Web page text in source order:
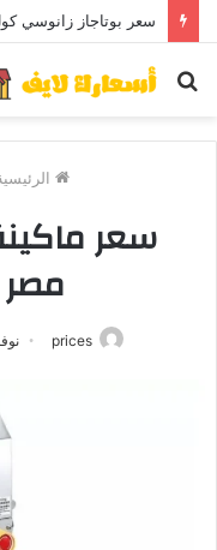
سعر بوتاجاز زانوسي كول
بحث
سعر
مصر
prices